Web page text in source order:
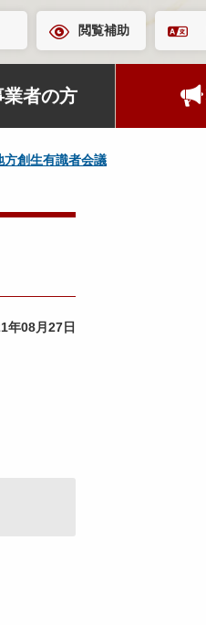
閲覧補助
業者の方
方創生有識者会議
年08月27日